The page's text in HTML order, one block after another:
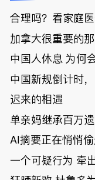
温“丑陋土
豆日”冲击
吉尼斯纪
录；惨！留
骗光2万美
元，还被卷
入跨国刑案
账户遭封！
欠
9万
发
孩
中
亡
合理吗？看家庭
加拿大很重要的
中国人休息 为何
中国新规倒计时
迟来的相遇
单亲妈继承百万
AI摘要正在悄悄
一个可疑行为 牵